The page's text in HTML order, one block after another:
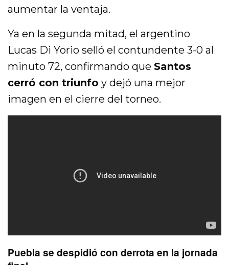
aumentar la ventaja.
Ya en la segunda mitad, el argentino
Lucas Di Yorio selló el contundente 3-0 al
minuto 72, confirmando queSantos
cerró con triunfo y dejó una mejor
imagen en el cierre del torneo.
Puebla se despidió con derrota en la jornada